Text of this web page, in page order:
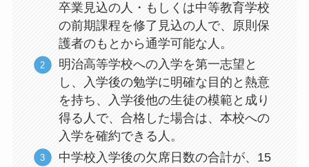
卒業見込の人・もしくは中等教育学校
の前期課程を修了見込の人で、原則保
護者のもとから通学可能な人。
明治高等学校への入学を第一志望と
し、入学後の勉学に明確な目的と熱意
を持ち、入学後他の生徒の模範と成り
得る人で、合格した場合は、本校への
入学を確約できる人。
中学校入学後の欠席日数の合計が、15